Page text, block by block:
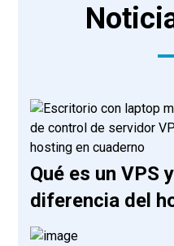
Qué es un VPS
diferencia del